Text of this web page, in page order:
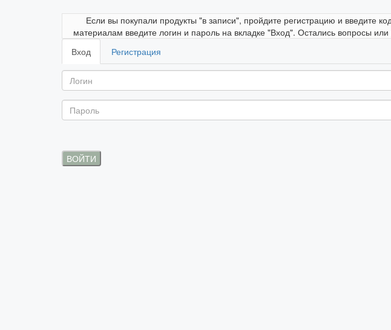
Если вы покупали продукты "в записи", пройдите регистрацию и введите
материалам введите логин и пароль на вкладке "Вход". Остались вопросы
Вход
Регистрация
ВОЙТИ